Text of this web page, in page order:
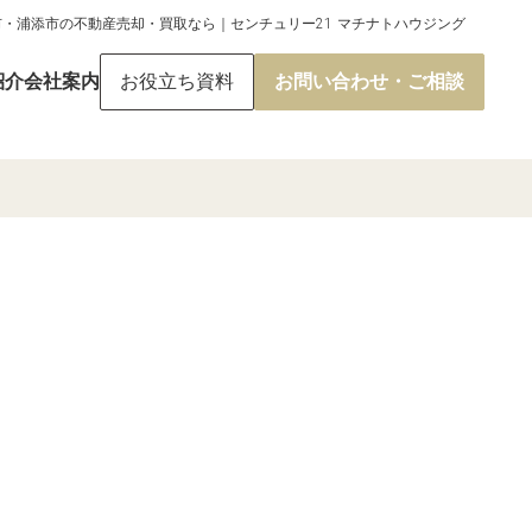
浦添市の不動産売却・買取なら｜センチュリー21 マチナトハウジング
介会社案内 お役立ち資料 お問い合わせ・ご相談